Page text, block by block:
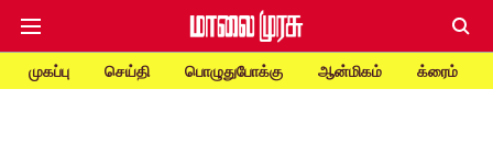
முகப்பு செய்தி பொழுதுபோக்கு ஆன்மிகம் க்ரைம்